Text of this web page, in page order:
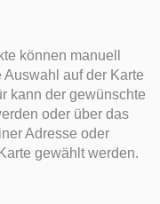
können manuell
auf der Karte
kann der gewünschte
oder über das
Adresse oder
gewählt werden.